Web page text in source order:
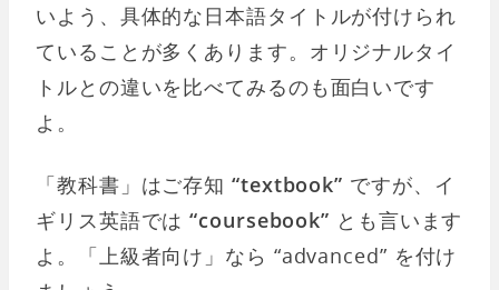
いよう、具体的な日本語タイトルが付けられ
ていることが多くあります。オリジナルタイ
トルとの違いを比べてみるのも面白いです
よ。
「教科書」はご存知 “textbook” ですが、イ
ギリス英語では“coursebook” とも言います
よ。「上級者向け」なら “advanced” を付け